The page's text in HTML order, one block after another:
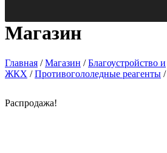
Магазин
Главная /Магазин /Благоустройство и
ЖКХ /Противогололедные реагенты /
Распродажа!